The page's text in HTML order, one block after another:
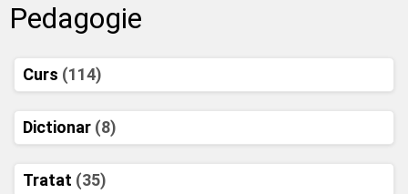
Pedagogie
Curs (114)
Dictionar (8)
Tratat (35)